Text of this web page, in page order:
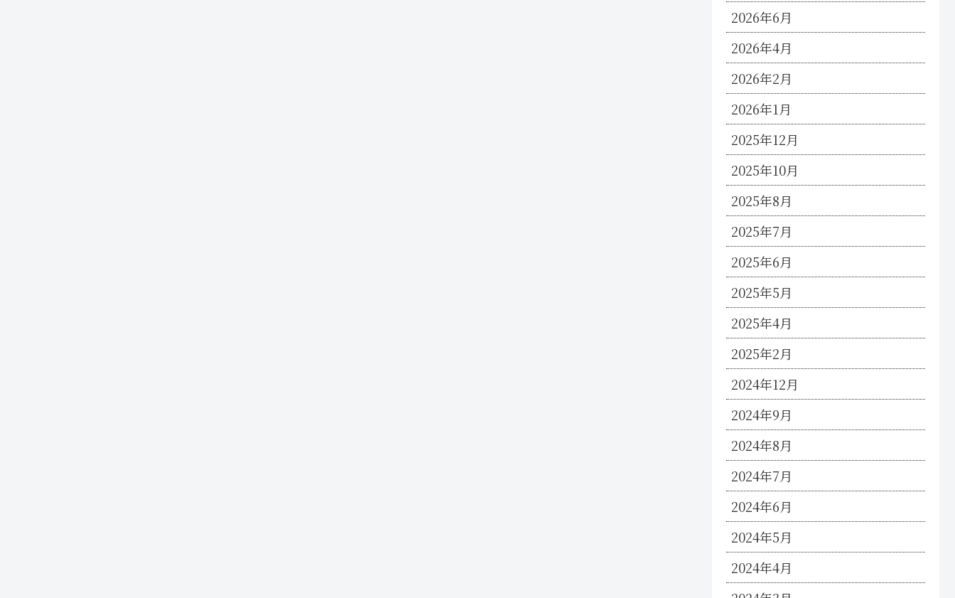
2026年6月
2026年4月
2026年2月
2026年1月
2025年12月
2025年10月
2025年8月
2025年7月
2025年6月
2025年5月
2025年4月
2025年2月
2024年12月
2024年9月
2024年8月
2024年7月
2024年6月
2024年5月
2024年4月